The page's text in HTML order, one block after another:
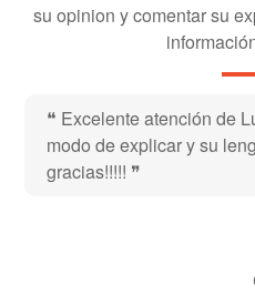
su opinion y comentar su
❝ Excelente atención de
modo de explicar y su
gracias!!!!! ❞